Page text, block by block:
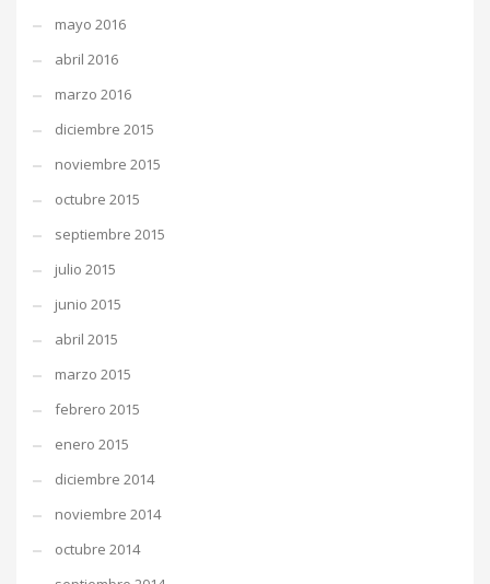
mayo 2016
abril 2016
marzo 2016
diciembre 2015
noviembre 2015
octubre 2015
septiembre 2015
julio 2015
junio 2015
abril 2015
marzo 2015
febrero 2015
enero 2015
diciembre 2014
noviembre 2014
octubre 2014